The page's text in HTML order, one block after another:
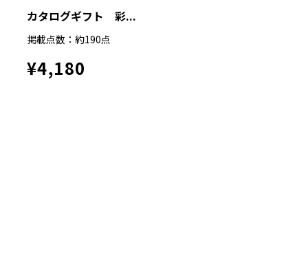
カタログギフト 彩...
掲載点数：約190点
¥4,180